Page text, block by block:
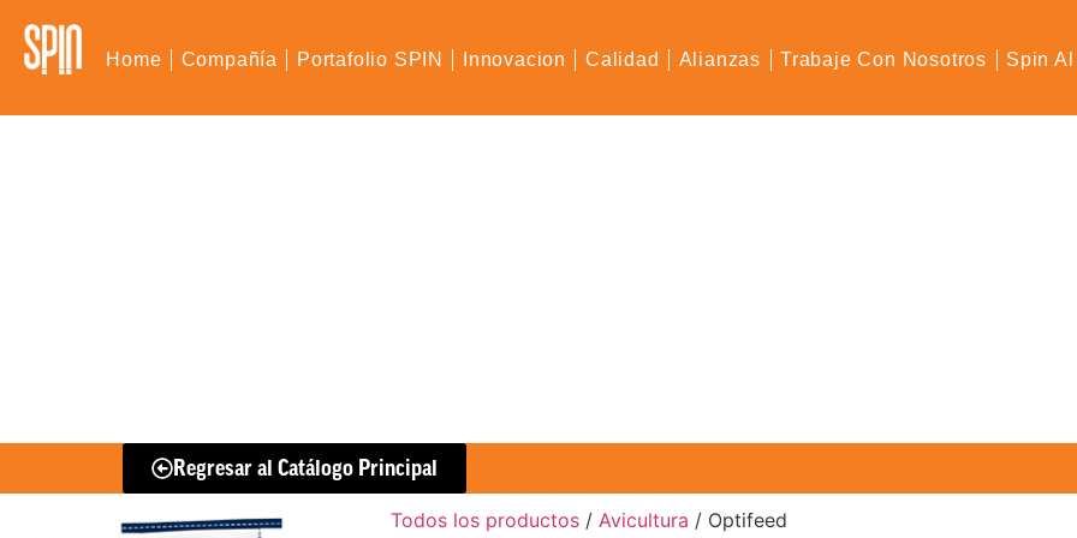
Home Compañía Portafolio SPIN Innovacion Calidad Alianzas Trabaje Con Nosotros Spin
Regresar al Catálogo Principal
Todos los productos/ Avicultura / Optifeed